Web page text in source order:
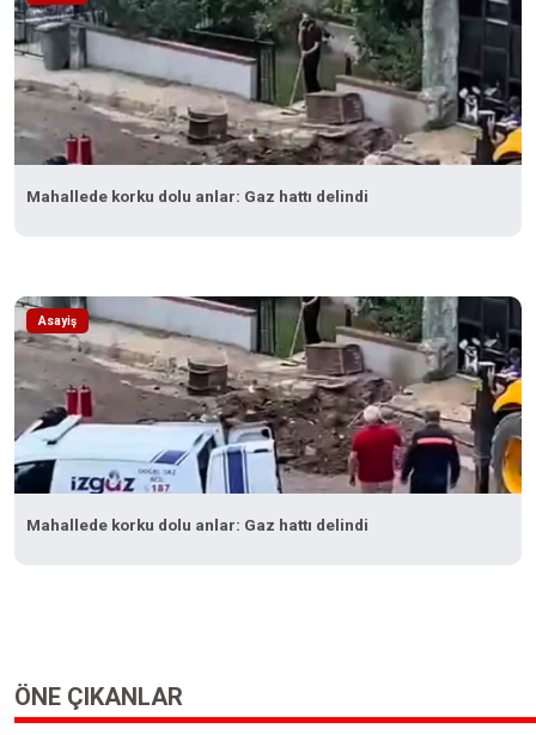
Mahallede korku dolu anlar: Gaz hattı delindi
Asayiş
Mahallede korku dolu anlar: Gaz hattı delindi
ÖNE ÇIKANLAR